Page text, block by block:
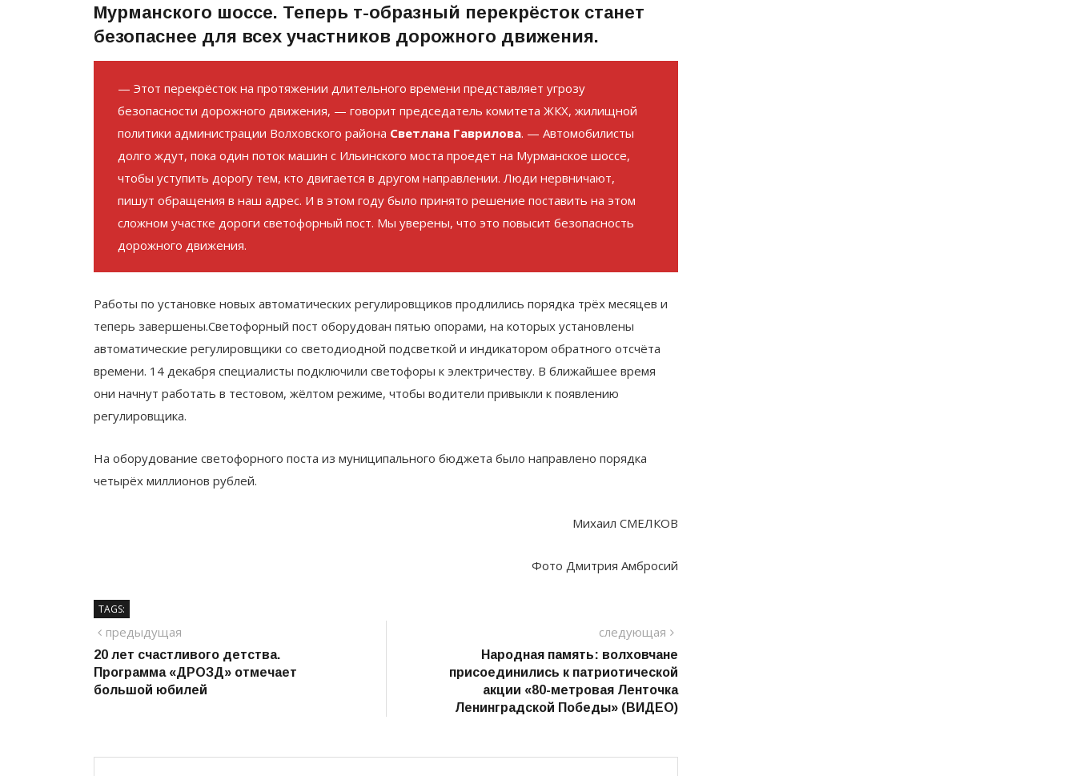
Мурманского шоссе. Теперь т-образный перекрёсток станет
безопаснее для всех участников дорожного движения.
— Этот перекрёсток на протяжении длительного времени представляет угрозу
безопасности дорожного движения, — говорит председатель комитета ЖКХ, жилищной
политики администрации Волховского района Светлана Гаврилова. — Автомобилисты
долго ждут, пока один поток машин с Ильинского моста проедет на Мурманское шоссе,
чтобы уступить дорогу тем, кто двигается в другом направлении. Люди нервничают,
пишут обращения в наш адрес. И в этом году было принято решение поставить на этом
сложном участке дороги светофорный пост. Мы уверены, что это повысит безопасность
дорожного движения.
Работы по установке новых автоматических регулировщиков продлились порядка трёх месяцев и
теперь завершены.Светофорный пост оборудован пятью опорами, на которых установлены
автоматические регулировщики со светодиодной подсветкой и индикатором обратного отсчёта
времени. 14 декабря специалисты подключили светофоры к электричеству. В ближайшее время
они начнут работать в тестовом, жёлтом режиме, чтобы водители привыкли к появлению
регулировщика.
На оборудование светофорного поста из муниципального бюджета было направлено порядка
четырёх миллионов рублей.
Михаил СМЕЛКОВ
Фото Дмитрия Амбросий
TAGS:
Навигация
по
записям
предыдущая
20 лет счастливого детства.
Программа «ДРОЗД» отмечает
большой юбилей
следующая
Народная память: волховчане
присоединились к патриотической
акции «80-метровая Ленточка
Ленинградской Победы» (ВИДЕО)